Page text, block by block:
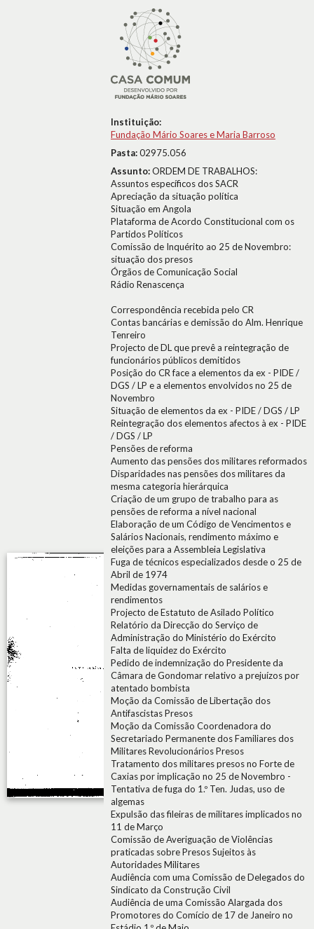
Instituição:
Fundação Mário Soares e Maria Barroso
Pasta:02975.056
Assunto:ORDEM DE TRABALHOS:
Assuntos específicos dos SACR
Apreciação da situação política
Situação em Angola
Plataforma de Acordo Constitucional com os
Partidos Políticos
Comissão de Inquérito ao 25 de Novembro:
situação dos presos
Órgãos de Comunicação Social
Rádio Renascença
Correspondência recebida pelo CR
Contas bancárias e demissão do Alm. Henrique
Tenreiro
Projecto de DL que prevê a reintegração de
funcionários públicos demitidos
Posição do CR face a elementos da ex - PIDE /
DGS / LP e a elementos envolvidos no 25 de
Novembro
Situação de elementos da ex - PIDE / DGS / LP
Reintegração dos elementos afectos à ex - PIDE
/ DGS / LP
Pensões de reforma
Aumento das pensões dos militares reformados
Disparidades nas pensões dos militares da
mesma categoria hierárquica
Criação de um grupo de trabalho para as
pensões de reforma a nível nacional
Elaboração de um Código de Vencimentos e
Salários Nacionais, rendimento máximo e
eleições para a Assembleia Legislativa
Fuga de técnicos especializados desde o 25 de
Abril de 1974
Medidas governamentais de salários e
rendimentos
Projecto de Estatuto de Asilado Político
Relatório da Direcção do Serviço de
Administração do Ministério do Exército
Falta de liquidez do Exército
Pedido de indemnização do Presidente da
Câmara de Gondomar relativo a prejuízos por
atentado bombista
Moção da Comissão de Libertação dos
Antifascistas Presos
Moção da Comissão Coordenadora do
Secretariado Permanente dos Familiares dos
Militares Revolucionários Presos
Tratamento dos militares presos no Forte de
Caxias por implicação no 25 de Novembro -
Tentativa de fuga do 1.º Ten. Judas, uso de
algemas
Expulsão das fileiras de militares implicados no
11 de Março
Comissão de Averiguação de Violências
praticadas sobre Presos Sujeitos às
Autoridades Militares
Audiência com uma Comissão de Delegados do
Sindicato da Construção Civil
Audiência de uma Comissão Alargada dos
Promotores do Comício de 17 de Janeiro no